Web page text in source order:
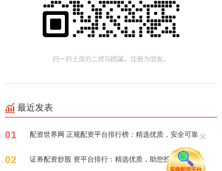
最近发表
01 配资世界网 正规配资平台排行榜：精选优质，安全可靠！
02 证券配资炒股 资平台排行：精选优质，助您投资！